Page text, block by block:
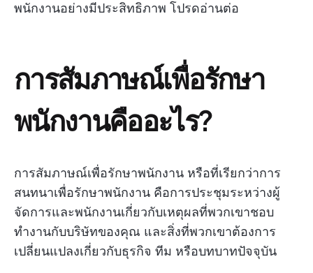
พนักงานอย่างมีประสิทธิภาพ โปรดอ่านต่อ
การสัมภาษณ์เพื่อรักษา
พนักงานคืออะไร?
การสัมภาษณ์เพื่อรักษาพนักงาน หรือที่เรียกว่าการ
สนทนาเพื่อรักษาพนักงาน คือการประชุมระหว่างผู้
จัดการและพนักงานเกี่ยวกับเหตุผลที่พวกเขาชอบ
ทำงานกับบริษัทของคุณ และสิ่งที่พวกเขาต้องการ
เปลี่ยนแปลงเกี่ยวกับธุรกิจ ทีม หรือบทบาทปัจจุบัน